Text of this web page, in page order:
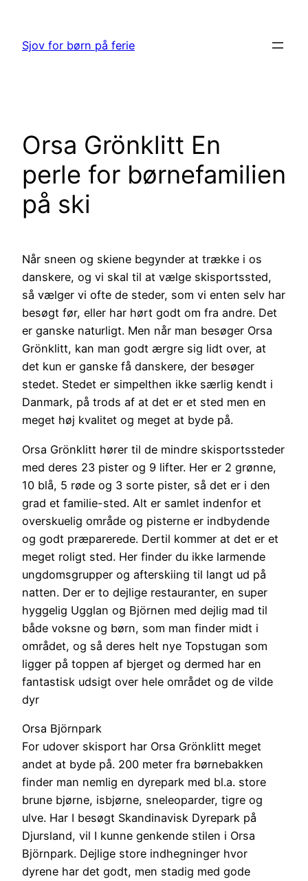
indhold
Sjov for børn på ferie
Orsa Grönklitt En
perle for børnefamilien
på ski
Når sneen og skiene begynder at trække i os
danskere, og vi skal til at vælge skisportssted,
så vælger vi ofte de steder, som vi enten selv har
besøgt før, eller har hørt godt om fra andre. Det
er ganske naturligt. Men når man besøger Orsa
Grönklitt, kan man godt ærgre sig lidt over, at
det kun er ganske få danskere, der besøger
stedet. Stedet er simpelthen ikke særlig kendt i
Danmark, på trods af at det er et sted men en
meget høj kvalitet og meget at byde på.
Orsa Grönklitt hører til de mindre skisportssteder
med deres 23 pister og 9 lifter. Her er 2 grønne,
10 blå, 5 røde og 3 sorte pister, så det er i den
grad et familie-sted. Alt er samlet indenfor et
overskuelig område og pisterne er indbydende
og godt præparerede. Dertil kommer at det er et
meget roligt sted. Her finder du ikke larmende
ungdomsgrupper og afterskiing til langt ud på
natten. Der er to dejlige restauranter, en super
hyggelig Ugglan og Björnen med dejlig mad til
både voksne og børn, som man finder midt i
området, og så deres helt nye Topstugan som
ligger på toppen af bjerget og dermed har en
fantastisk udsigt over hele området og de vilde
dyr
Orsa Björnpark
For udover skisport har Orsa Grönklitt meget
andet at byde på. 200 meter fra børnebakken
finder man nemlig en dyrepark med bl.a. store
brune bjørne, isbjørne, sneleoparder, tigre og
ulve. Har I besøgt Skandinavisk Dyrepark på
Djursland, vil I kunne genkende stilen i Orsa
Björnpark. Dejlige store indhegninger hvor
dyrene har det godt, men stadig med gode